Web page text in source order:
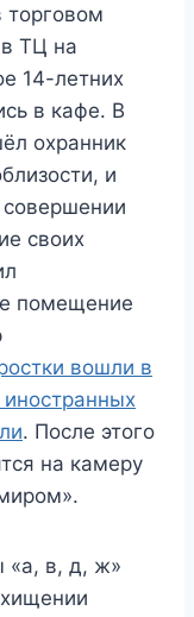
торговом
ТЦ на
14-летних
в кафе. В
охранник
и
совершении
своих
помещение
вошли в
. После этого
на камеру
«а, в, д, ж»